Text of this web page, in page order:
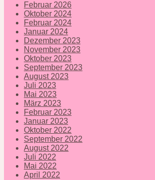
Februar 2026
Oktober 2024
Februar 2024
Januar 2024
Dezember 2023
November 2023
Oktober 2023
September 2023
August 2023
Juli 2023
Mai 2023
März 2023
Februar 2023
Januar 2023
Oktober 2022
September 2022
August 2022
Juli 2022
Mai 2022
April 2022